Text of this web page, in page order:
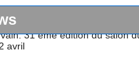
31 ème édition du salon
avril